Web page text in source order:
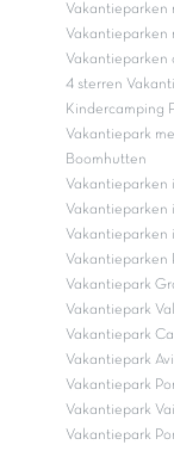
Vakantieparken
Vakantieparken
Vakantieparken
4 sterren
Kindercamping
Vakantiepark
Boomhutten
Vakantieparken
Vakantieparken
Vakantieparken
Vakantieparken
Vakantiepark
Vakantiepark
Vakantiepark
Vakantiepark
Vakantiepark
Vakantiepark
Vakantiepark